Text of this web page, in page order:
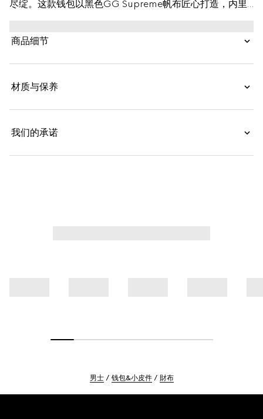
尽绽。这款钱包以黑色GG Supreme帆布匠心打造，内里
商品细节
材质与保养
我们的承诺
男士 钱包&小皮件 財布